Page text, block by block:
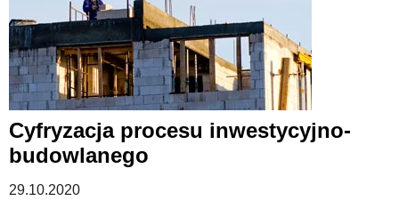
Cyfryzacja procesu inwestycyjno-
budowlanego
29.10.2020